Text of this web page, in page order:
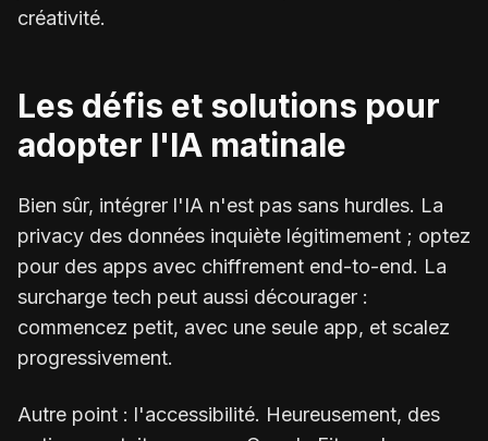
créativité.
Les défis et solutions pour
adopter l'IA matinale
Bien sûr, intégrer l'IA n'est pas sans hurdles. La
privacy des données inquiète légitimement ; optez
pour des apps avec chiffrement end-to-end. La
surcharge tech peut aussi décourager :
commencez petit, avec une seule app, et scalez
progressivement.
Autre point : l'accessibilité. Heureusement, des